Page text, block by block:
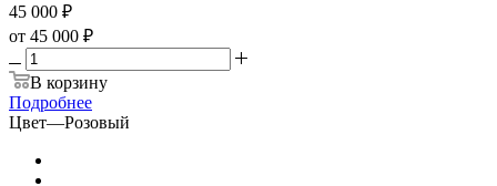
45 000 ₽
от 45 000 ₽
В корзину
Подробнее
Цвет—Розовый